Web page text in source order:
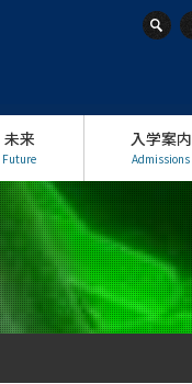
未来
Future
入学案内
Admissions